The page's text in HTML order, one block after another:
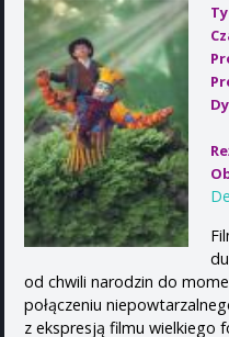
od chwili narodzin do
połączeniu
z ekspresją filmu wielkiego